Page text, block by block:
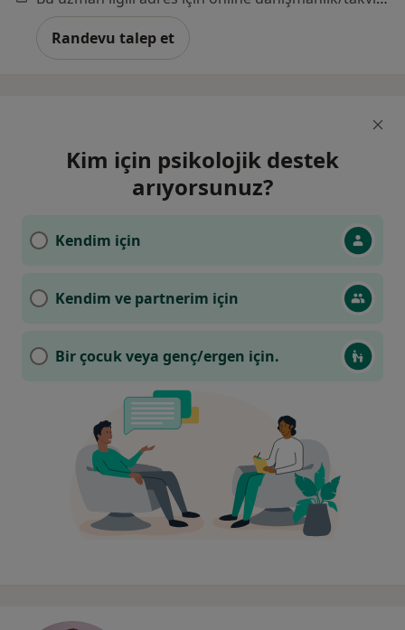
Randevu talep et
Kim için psikolojik destek
arıyorsunuz?
Kendim için
Kendim ve partnerim için
Bir çocuk veya genç/ergen için.